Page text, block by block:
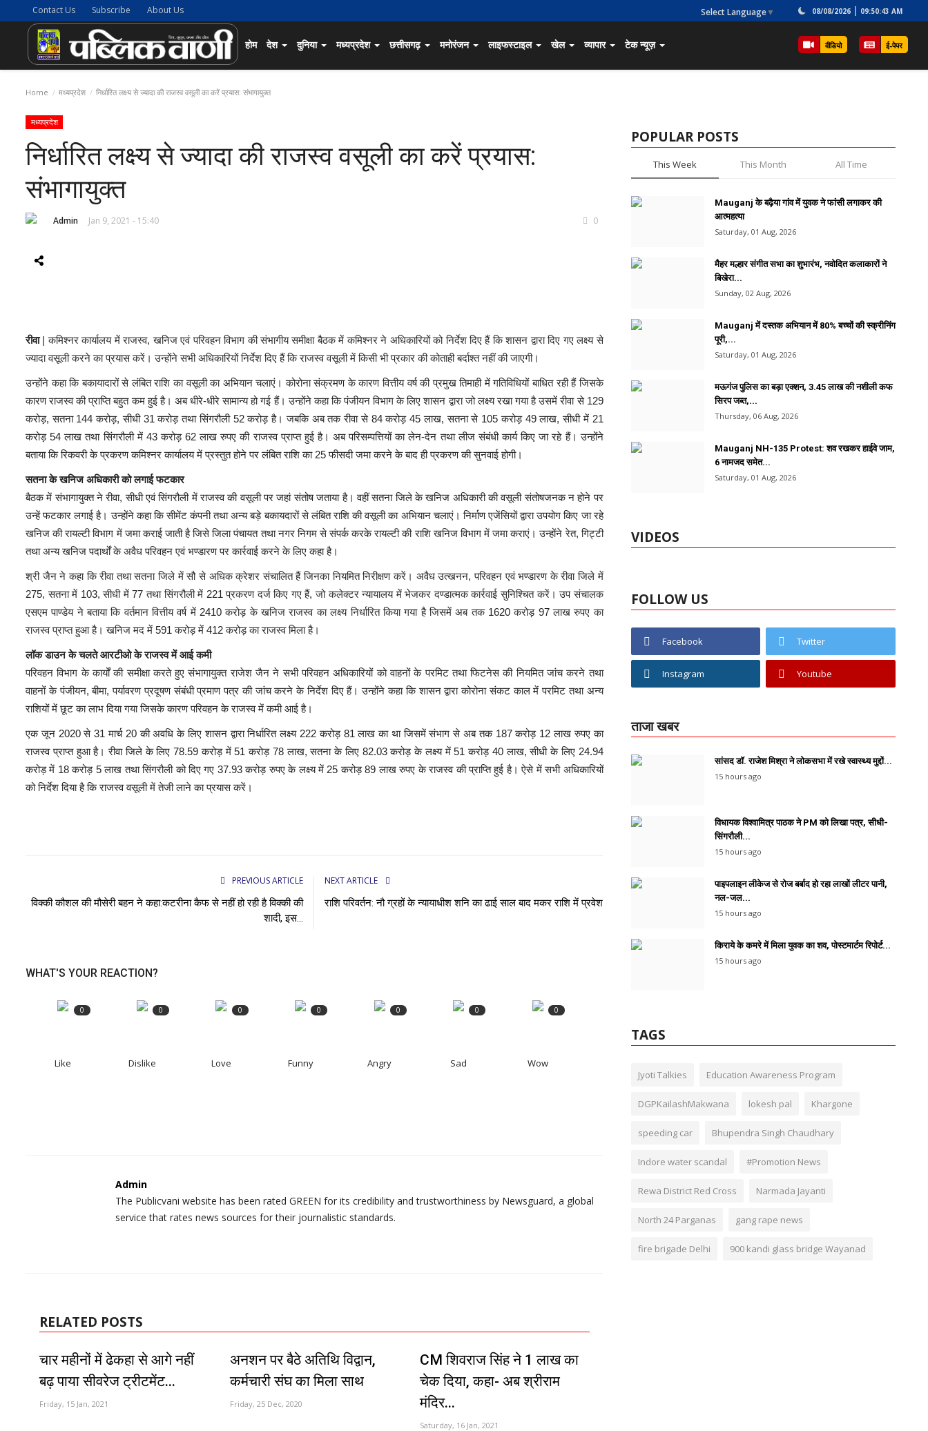
Contact Us Subscribe About Us Select Language▼ 08/08/2026 09:50:43 AM
होम देश दुनिया मध्यप्रदेश छत्तीसगढ़ मनोरंजन लाइफस्टाइल खेल व्यापार टेक न्यूज़ वीडियो ई-पेपर
Home मध्यप्रदेश निर्धारित लक्ष्य से ज्यादा की राजस्व वसूली का करें प्रयास: संभागायुक्त
मध्यप्रदेश
निर्धारित लक्ष्य से ज्यादा की राजस्व वसूली का करें प्रयास:
संभागायुक्त
Admin Jan 9, 2021 - 15:40 0
रीवा| कमिश्नर कार्यालय में राजस्व, खनिज एवं परिवहन विभाग की संभागीय समीक्षा बैठक में कमिश्नर ने अधिकारियों को निर्देश दिए हैं कि शासन द्वारा दिए गए लक्ष्य से
ज्यादा वसूली करने का प्रयास करें। उन्होंने सभी अधिकारियों निर्देश दिए हैं कि राजस्व वसूली में किसी भी प्रकार की कोताही बर्दाश्त नहीं की जाएगी।
उन्होंने कहा कि बकायादारों से लंबित राशि का वसूली का अभियान चलाएं। कोरोना संक्रमण के कारण वित्तीय वर्ष की प्रमुख तिमाही में गतिविधियों बाधित रही हैं जिसके
कारण राजस्व की प्राप्ति बहुत कम हुई है। अब धीरे-धीरे सामान्य हो गई हैं। उन्होंने कहा कि पंजीयन विभाग के लिए शासन द्वारा जो लक्ष्य रखा गया है उसमें रीवा से 129
करोड़, सतना 144 करोड़, सीधी 31 करोड़ तथा सिंगरौली 52 करोड़ है। जबकि अब तक रीवा से 84 करोड़ 45 लाख, सतना से 105 करोड़ 49 लाख, सीधी में 21
करोड़ 54 लाख तथा सिंगरौली में 43 करोड़ 62 लाख रुपए की राजस्व प्राप्त हुई है। अब परिसम्पत्तियों का लेन-देन तथा लीज संबंधी कार्य किए जा रहे हैं। उन्होंने
बताया कि रिकवरी के प्रकरण कमिश्नर कार्यालय में प्रस्तुत होने पर लंबित राशि का 25 फीसदी जमा करने के बाद ही प्रकरण की सुनवाई होगी।
सतना के खनिज अधिकारी को लगाई फटकार
बैठक में संभागायुक्त ने रीवा, सीधी एवं सिंगरौली में राजस्व की वसूली पर जहां संतोष जताया है। वहीं सतना जिले के खनिज अधिकारी की वसूली संतोषजनक न होने पर
उन्हें फटकार लगाई है। उन्होंने कहा कि सीमेंट कंपनी तथा अन्य बड़े बकायदारों से लंबित राशि की वसूली का अभियान चलाएं। निर्माण एजेंसियों द्वारा उपयोग किए जा रहे
खनिज की रायल्टी विभाग में जमा कराई जाती है जिसे जिला पंचायत तथा नगर निगम से संपर्क करके रायल्टी की राशि खनिज विभाग में जमा कराएं। उन्होंने रेत, गिट्टी
तथा अन्य खनिज पदार्थों के अवैध परिवहन एवं भण्डारण पर कार्रवाई करने के लिए कहा है।
श्री जैन ने कहा कि रीवा तथा सतना जिले में सौ से अधिक क्रेशर संचालित हैं जिनका नियमित निरीक्षण करें। अवैध उत्खनन, परिवहन एवं भण्डारण के रीवा जिले में
275, सतना में 103, सीधी में 77 तथा सिंगरौली में 221 प्रकरण दर्ज किए गए हैं, जो कलेक्टर न्यायालय में भेजकर दण्डात्मक कार्रवाई सुनिश्चित करें। उप संचालक
एसएम पाण्डेय ने बताया कि वर्तमान वित्तीय वर्ष में 2410 करोड़ के खनिज राजस्व का लक्ष्य निर्धारित किया गया है जिसमें अब तक 1620 करोड़ 97 लाख रुपए का
राजस्व प्राप्त हुआ है। खनिज मद में 591 करोड़ में 412 करोड़ का राजस्व मिला है।
लॉक डाउन के चलते आरटीओ के राजस्व में आई कमी
परिवहन विभाग के कार्यों की समीक्षा करते हुए संभागायुक्त राजेश जैन ने सभी परिवहन अधिकारियों को वाहनों के परमिट तथा फिटनेस की नियमित जांच करने तथा
वाहनों के पंजीयन, बीमा, पर्यावरण प्रदूषण संबंधी प्रमाण पत्र की जांच करने के निर्देश दिए हैं। उन्होंने कहा कि शासन द्वारा कोरोना संकट काल में परमिट तथा अन्य
राशियों में छूट का लाभ दिया गया जिसके कारण परिवहन के राजस्व में कमी आई है।
एक जून 2020 से 31 मार्च 20 की अवधि के लिए शासन द्वारा निर्धारित लक्ष्य 222 करोड़ 81 लाख का था जिसमें संभाग से अब तक 187 करोड़ 12 लाख रुपए का
राजस्व प्राप्त हुआ है। रीवा जिले के लिए 78.59 करोड़ में 51 करोड़ 78 लाख, सतना के लिए 82.03 करोड़ के लक्ष्य में 51 करोड़ 40 लाख, सीधी के लिए 24.94
करोड़ में 18 करोड़ 5 लाख तथा सिंगरौली को दिए गए 37.93 करोड़ रुपए के लक्ष्य में 25 करोड़ 89 लाख रुपए के राजस्व की प्राप्ति हुई है। ऐसे में सभी अधिकारियों
को निर्देश दिया है कि राजस्व वसूली में तेजी लाने का प्रयास करें।
PREVIOUS ARTICLE
विक्की कौशल की मौसेरी बहन ने कहा:कटरीना कैफ से नहीं हो रही है विक्की की
शादी, इस...
NEXT ARTICLE
राशि परिवर्तन: नौ ग्रहों के न्यायाधीश शनि का ढाई साल बाद मकर राशि में प्रवेश
WHAT'S YOUR REACTION?
0
Like
0
Dislike
0
Love
0
Funny
0
Angry
0
Sad
0
Wow
Admin
The Publicvani website has been rated GREEN for its credibility and trustworthiness by Newsguard, a global
service that rates news sources for their journalistic standards.
RELATED POSTS
चार महीनों में ढेकहा से आगे नहीं
बढ़ पाया सीवरेज ट्रीटमेंट...
Friday, 15 Jan, 2021
अनशन पर बैठे अतिथि विद्वान,
कर्मचारी संघ का मिला साथ
Friday, 25 Dec, 2020
CM शिवराज सिंह ने 1 लाख का
चेक दिया, कहा- अब श्रीराम
मंदिर...
Saturday, 16 Jan, 2021
POPULAR POSTS
This Week This Month All Time
Mauganj के बढ़ैया गांव में युवक ने फांसी लगाकर की
आत्महत्या
Saturday, 01 Aug, 2026
मैहर मल्हार संगीत सभा का शुभारंभ, नवोदित कलाकारों ने
बिखेरा...
Sunday, 02 Aug, 2026
Mauganj में दस्तक अभियान में 80% बच्चों की स्क्रीनिंग
पूरी,...
Saturday, 01 Aug, 2026
मऊगंज पुलिस का बड़ा एक्शन, 3.45 लाख की नशीली कफ
सिरप जब्त,...
Thursday, 06 Aug, 2026
Mauganj NH-135 Protest: शव रखकर हाईवे जाम,
6 नामजद समेत...
Saturday, 01 Aug, 2026
VIDEOS
FOLLOW US
Facebook Twitter
Instagram Youtube
ताजा खबर
सांसद डॉ. राजेश मिश्रा ने लोकसभा में रखे स्वास्थ्य मुद्दों...
15 hours ago
विधायक विश्वामित्र पाठक ने PM को लिखा पत्र, सीधी-
सिंगरौली...
15 hours ago
पाइपलाइन लीकेज से रोज बर्बाद हो रहा लाखों लीटर पानी,
नल-जल...
15 hours ago
किराये के कमरे में मिला युवक का शव, पोस्टमार्टम रिपोर्ट...
15 hours ago
TAGS
Jyoti Talkies Education Awareness Program
DGPKailashMakwana lokesh pal Khargone
speeding car Bhupendra Singh Chaudhary
Indore water scandal #Promotion News
Rewa District Red Cross Narmada Jayanti
North 24 Parganas gang rape news
fire brigade Delhi 900 kandi glass bridge Wayanad